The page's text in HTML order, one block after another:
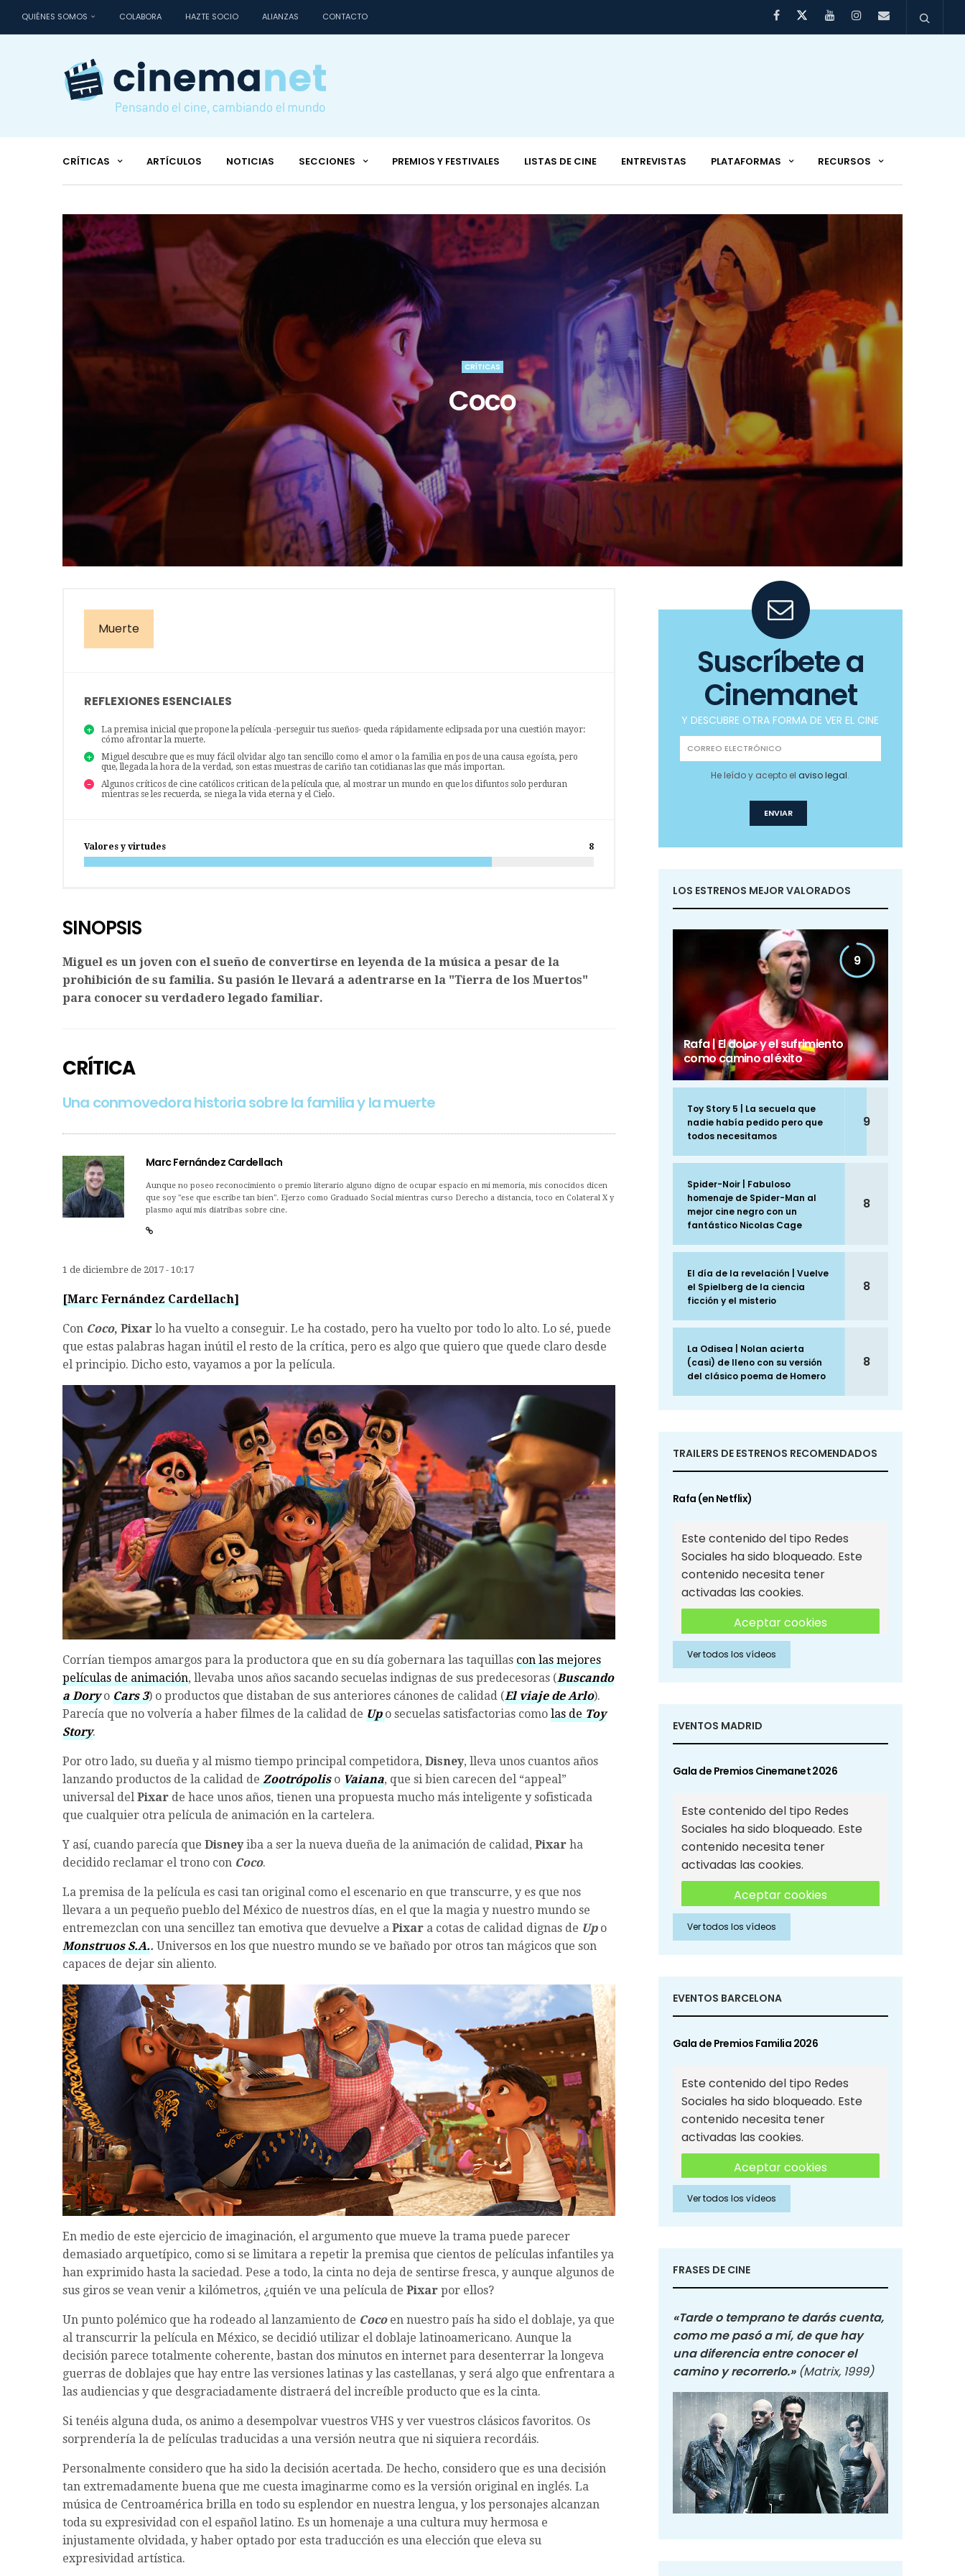
QUIÉNES SOMOS COLABORA HAZTE SOCIO ALIANZAS CONTACTO
CRÍTICAS ARTÍCULOS NOTICIAS SECCIONES PREMIOS Y FESTIVALES LISTAS DE CINE ENTREVISTAS PLATAFORMAS RECURSOS
CRÍTICAS
Coco
Muerte
REFLEXIONES ESENCIALES
La premisa inicial que propone la película -perseguir tus sueños- queda rápidamente eclipsada por una cuestión mayor:
cómo afrontar la muerte.
Miguel descubre que es muy fácil olvidar algo tan sencillo como el amor o la familia en pos de una causa egoísta, pero
que, llegada la hora de la verdad, son estas muestras de cariño tan cotidianas las que más importan.
Algunos críticos de cine católicos critican de la película que, al mostrar un mundo en que los difuntos solo perduran
mientras se les recuerda, se niega la vida eterna y el Cielo.
Valores y virtudes 8
SINOPSIS
Miguel es un joven con el sueño de convertirse en leyenda de la música a pesar de la
prohibición de su familia. Su pasión le llevará a adentrarse en la "Tierra de los Muertos"
para conocer su verdadero legado familiar.
CRÍTICA
Una conmovedora historia sobre la familia y la muerte
Marc Fernández Cardellach
Aunque no poseo reconocimiento o premio literario alguno digno de ocupar espacio en mi memoria, mis conocidos dicen
que soy "ese que escribe tan bien". Ejerzo como Graduado Social mientras curso Derecho a distancia, toco en Colateral X y
plasmo aquí mis diatribas sobre cine.
1 de diciembre de 2017 - 10:17
[Marc Fernández Cardellach]
Con Coco, Pixar lo ha vuelto a conseguir. Le ha costado, pero ha vuelto por todo lo alto. Lo sé, puede
que estas palabras hagan inútil el resto de la crítica, pero es algo que quiero que quede claro desde
el principio. Dicho esto, vayamos a por la película.
Corrían tiempos amargos para la productora que en su día gobernara las taquillas con las mejores
películas de animación, llevaba unos años sacando secuelas indignas de sus predecesoras (Buscando
a Doryo Cars 3) o productos que distaban de sus anteriores cánones de calidad (El viaje de Arlo).
Parecía que no volvería a haber filmes de la calidad de Up o secuelas satisfactorias como las de Toy
Story.
Por otro lado, su dueña y al mismo tiempo principal competidora, Disney, lleva unos cuantos años
lanzando productos de la calidad de Zootrópoliso Vaiana, que si bien carecen del “appeal”
universal del Pixar de hace unos años, tienen una propuesta mucho más inteligente y sofisticada
que cualquier otra película de animación en la cartelera.
Y así, cuando parecía que Disneyiba a ser la nueva dueña de la animación de calidad, Pixar ha
decidido reclamar el trono con Coco.
La premisa de la película es casi tan original como el escenario en que transcurre, y es que nos
llevara a un pequeño pueblo del México de nuestros días, en el que la magia y nuestro mundo se
entremezclan con una sencillez tan emotiva que devuelve a Pixar a cotas de calidad dignas de Up o
Monstruos S.A.. Universos en los que nuestro mundo se ve bañado por otros tan mágicos que son
capaces de dejar sin aliento.
En medio de este ejercicio de imaginación, el argumento que mueve la trama puede parecer
demasiado arquetípico, como si se limitara a repetir la premisa que cientos de películas infantiles ya
han exprimido hasta la saciedad. Pese a todo, la cinta no deja de sentirse fresca, y aunque algunos de
sus giros se vean venir a kilómetros, ¿quién ve una película de Pixar por ellos?
Un punto polémico que ha rodeado al lanzamiento de Cocoen nuestro país ha sido el doblaje, ya que
al transcurrir la película en México, se decidió utilizar el doblaje latinoamericano. Aunque la
decisión parece totalmente coherente, bastan dos minutos en internet para desenterrar la longeva
guerras de doblajes que hay entre las versiones latinas y las castellanas, y será algo que enfrentara a
las audiencias y que desgraciadamente distraerá del increíble producto que es la cinta.
Si tenéis alguna duda, os animo a desempolvar vuestros VHS y ver vuestros clásicos favoritos. Os
sorprendería la de películas traducidas a una versión neutra que ni siquiera recordáis.
Personalmente considero que ha sido la decisión acertada. De hecho, considero que es una decisión
tan extremadamente buena que me cuesta imaginarme como es la versión original en inglés. La
música de Centroamérica brilla en todo su esplendor en nuestra lengua, y los personajes alcanzan
toda su expresividad con el español latino. Es un homenaje a una cultura muy hermosa e
injustamente olvidada, y haber optado por esta traducción es una elección que eleva su
expresividad artística.
Suscríbete a
Cinemanet
Y DESCUBRE OTRA FORMA DE VER EL CINE
He leído y acepto elaviso legal.
LOS ESTRENOS MEJOR VALORADOS
9
Rafa | El dolor y el sufrimiento
como camino al éxito
Toy Story 5 | La secuela que
nadie había pedido pero que
todos necesitamos
9
Spider-Noir | Fabuloso
homenaje de Spider-Man al
mejor cine negro con un
fantástico Nicolas Cage
8
El día de la revelación | Vuelve
el Spielberg de la ciencia
ficción y el misterio
8
La Odisea | Nolan acierta
(casi) de lleno con su versión
del clásico poema de Homero
8
TRAILERS DE ESTRENOS RECOMENDADOS
Rafa (en Netflix)
Este contenido del tipo Redes
Sociales ha sido bloqueado. Este
contenido necesita tener
activadas las cookies.
Aceptar cookies
Aceptar cookies de Redes
Sociales
Ver todos los vídeos
EVENTOS MADRID
Gala de Premios Cinemanet 2026
Este contenido del tipo Redes
Sociales ha sido bloqueado. Este
contenido necesita tener
activadas las cookies.
Aceptar cookies
Aceptar cookies de Redes
Sociales
Ver todos los vídeos
EVENTOS BARCELONA
Gala de Premios Familia 2026
Este contenido del tipo Redes
Sociales ha sido bloqueado. Este
contenido necesita tener
activadas las cookies.
Aceptar cookies
Aceptar cookies de Redes
Sociales
Ver todos los vídeos
FRASES DE CINE
«Tarde o temprano te darás cuenta,
como me pasó a mí, de que hay
una diferencia entre conocer el
camino y recorrerlo.» (Matrix, 1999)